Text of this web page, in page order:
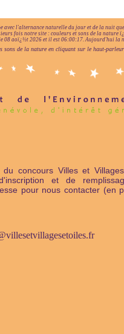
avec l'alternance naturelle du jour et de la nuit
fois notre site : couleurs et sons de la nature
08 aoï¿½t 2026 et il est 06:00:18.Aujourd'hui la
sons de la nature en cliquant sur le haut-parleur
concours Villes et
et de
pour nous contacter (en